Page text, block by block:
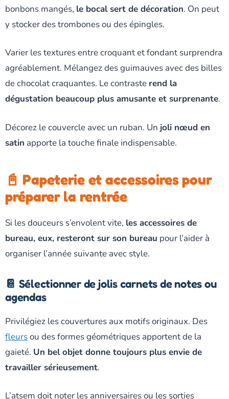
bonbons mangés, le bocal sert de décoration. On peut
y stocker des trombones ou des épingles.
Varier les textures entre croquant et fondant surprendra
agréablement. Mélangez des guimauves avec des billes
de chocolat craquantes. Le contraste rend la
dégustation beaucoup plus amusante et surprenante.
Décorez le couvercle avec un ruban. Un joli nœud en
satin apporte la touche finale indispensable.
📓 Papeterie et accessoires pour
préparer la rentrée
Si les douceurs s’envolent vite, les accessoires de
bureau, eux, resteront sur son bureau pour l’aider à
organiser l’année suivante avec style.
📔 Sélectionner de jolis carnets de notes ou
agendas
Privilégiez les couvertures aux motifs originaux. Des
fleursou des formes géométriques apportent de la
gaieté. Un bel objet donne toujours plus envie de
travailler sérieusement.
L’atsem doit noter les anniversaires ou les sorties